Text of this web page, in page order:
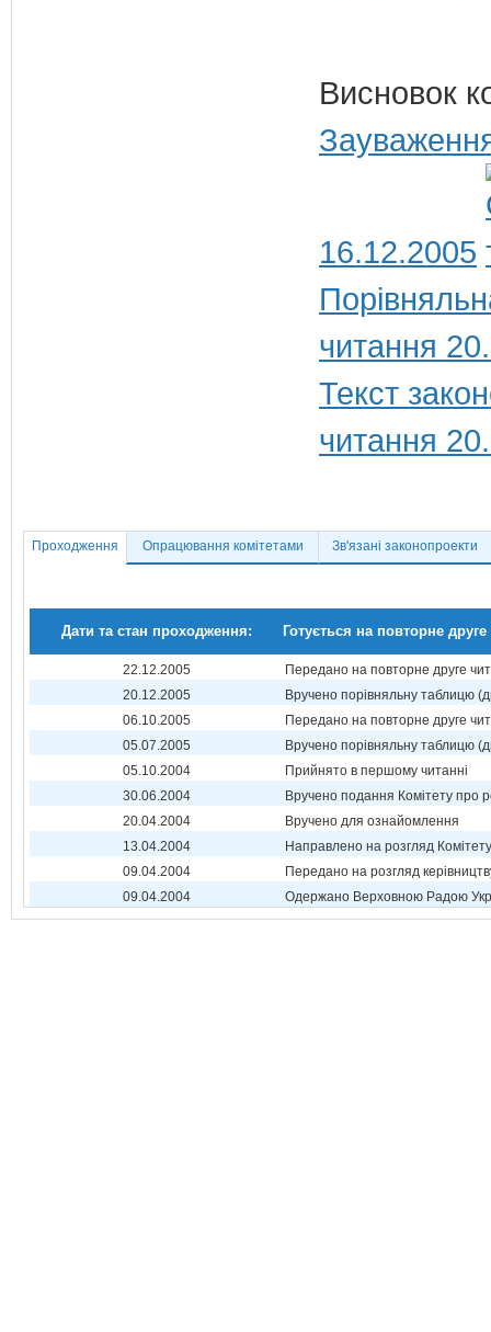
Висновок
16.12.2005
читання
Текст
читання
Проходження Опрацювання комітетами Зв'язані законопроекти
Дати та стан проходження: Готується на повторне
22.12.2005
Передано на повторне друге
20.12.2005
Вручено порівняльну таблицю
06.10.2005
Передано на повторне друге
05.07.2005
Вручено порівняльну таблицю
05.10.2004
Прийнято в першому читанні
30.06.2004
Вручено подання Комітету про
20.04.2004
Вручено для ознайомлення
13.04.2004
Направлено на розгляд Комітету
09.04.2004
Передано на розгляд
09.04.2004
Одержано Верховною Радою